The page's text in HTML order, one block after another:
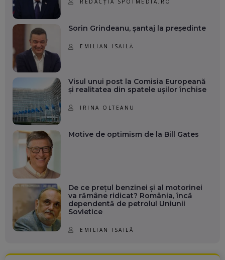
Sorin Grindeanu, șantaj la președinte
EMILIAN ISAILĂ
Visul unui post la Comisia Europeană
și realitatea din spatele ușilor închise
IRINA OLTEANU
Motive de optimism de la Bill Gates
De ce prețul benzinei și al motorinei
va rămâne ridicat? România, încă
dependentă de petrolul Uniunii
Sovietice
EMILIAN ISAILĂ